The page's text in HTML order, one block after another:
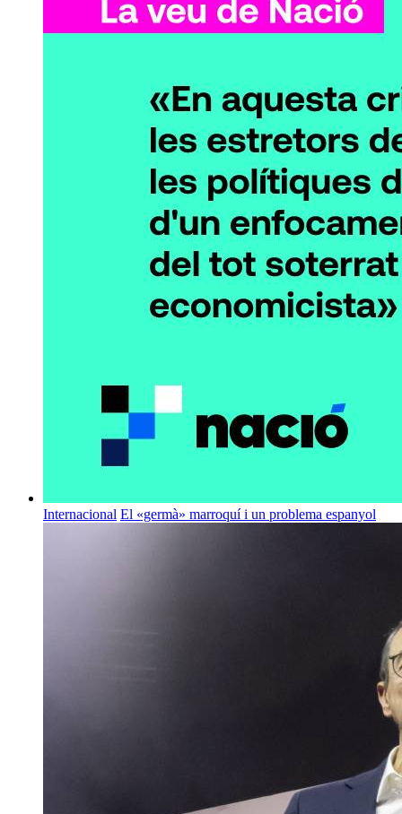
Internacional El «germà» marroquí i un problema espanyol